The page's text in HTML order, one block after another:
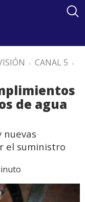
. CANAL 5 .
de agua
nuevas
el suministro